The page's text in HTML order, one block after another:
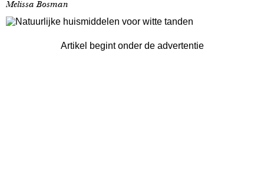
Melissa Bosman
Artikel begint onder de advertentie